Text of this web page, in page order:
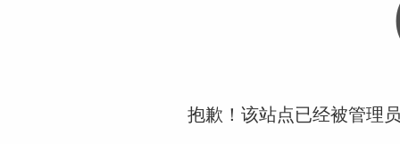
抱歉！该站点已经被管理